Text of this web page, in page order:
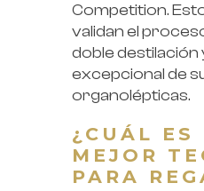
Competition.
validan el
doble destilación
excepcional de
organolépticas.
¿CUÁL ES
MEJOR
PARA